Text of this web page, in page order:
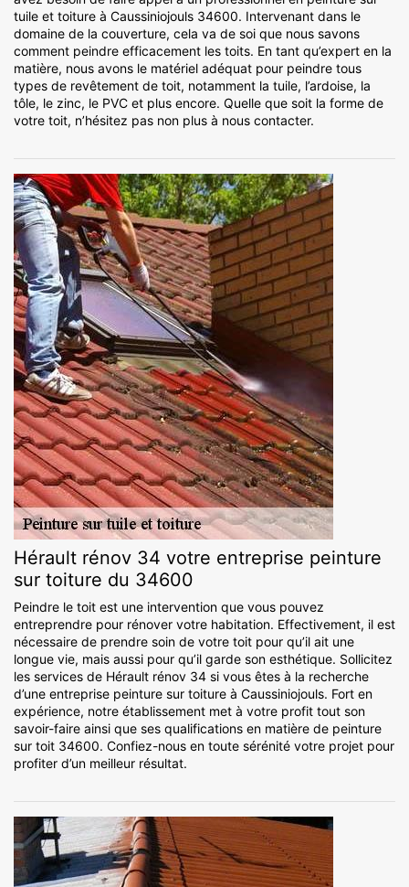
tuile et toiture à Caussiniojouls 34600. Intervenant dans le
domaine de la couverture, cela va de soi que nous savons
comment peindre efficacement les toits. En tant qu’expert en la
matière, nous avons le matériel adéquat pour peindre tous
types de revêtement de toit, notamment la tuile, l’ardoise, la
tôle, le zinc, le PVC et plus encore. Quelle que soit la forme de
votre toit, n’hésitez pas non plus à nous contacter.
Hérault rénov 34 votre entreprise peinture
sur toiture du 34600
Peindre le toit est une intervention que vous pouvez
entreprendre pour rénover votre habitation. Effectivement, il est
nécessaire de prendre soin de votre toit pour qu’il ait une
longue vie, mais aussi pour qu’il garde son esthétique. Sollicitez
les services de Hérault rénov 34 si vous êtes à la recherche
d’une entreprise peinture sur toiture à Caussiniojouls. Fort en
expérience, notre établissement met à votre profit tout son
savoir-faire ainsi que ses qualifications en matière de peinture
sur toit 34600. Confiez-nous en toute sérénité votre projet pour
profiter d’un meilleur résultat.